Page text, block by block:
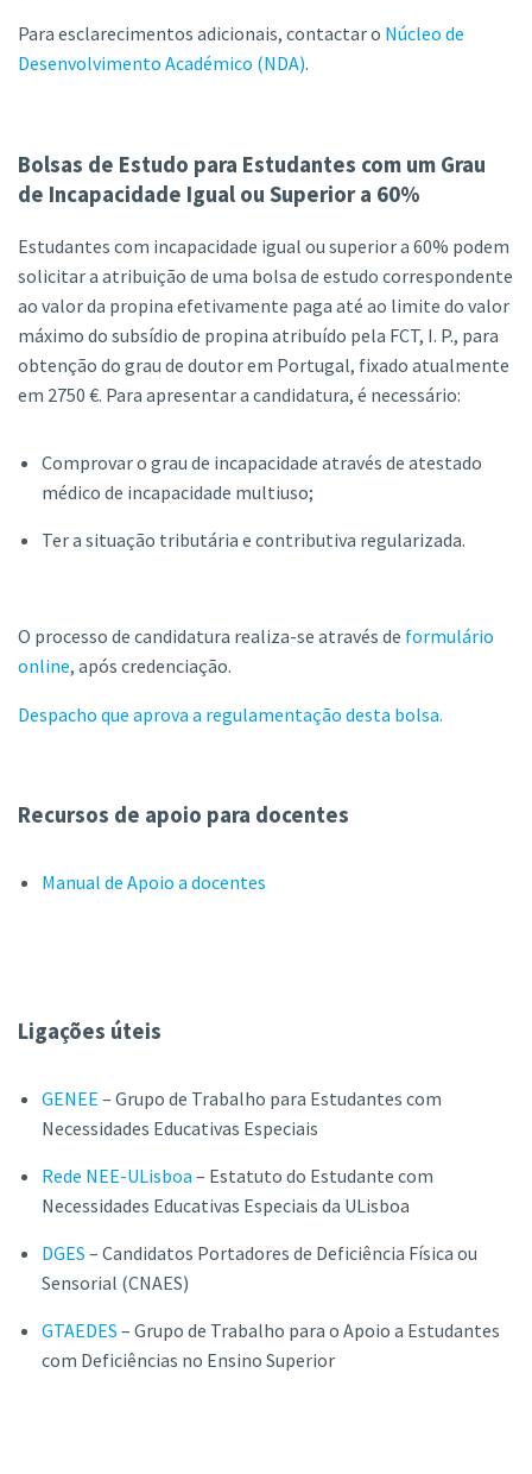
Para esclarecimentos adicionais, contactar o Núcleo de
Desenvolvimento Académico (NDA).
Bolsas de Estudo para Estudantes com um Grau
de Incapacidade Igual ou Superior a 60%
Estudantes com incapacidade igual ou superior a 60% podem
solicitar a atribuição de uma bolsa de estudo correspondente
ao valor da propina efetivamente paga até ao limite do valor
máximo do subsídio de propina atribuído pela FCT, I. P., para
obtenção do grau de doutor em Portugal, fixado atualmente
em 2750 €. Para apresentar a candidatura, é necessário:
Comprovar o grau de incapacidade através de atestado
médico de incapacidade multiuso;
Ter a situação tributária e contributiva regularizada.
O processo de candidatura realiza-se através de formulário
online, após credenciação.
Despacho que aprova a regulamentação desta bolsa.
Recursos de apoio para docentes
Manual de Apoio a docentes
Ligações úteis
GENEE – Grupo de Trabalho para Estudantes com
Necessidades Educativas Especiais
Rede NEE-ULisboa – Estatuto do Estudante com
Necessidades Educativas Especiais da ULisboa
DGES – Candidatos Portadores de Deficiência Física ou
Sensorial (CNAES)
GTAEDES – Grupo de Trabalho para o Apoio a Estudantes
com Deficiências no Ensino Superior